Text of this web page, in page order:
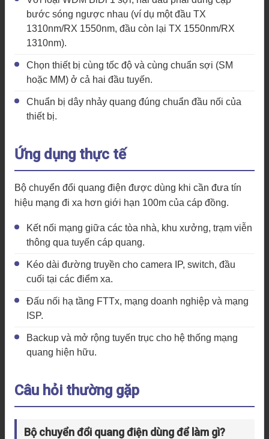
bước sóng ngược nhau (ví dụ một đầu TX
1310nm/RX 1550nm, đầu còn lại TX 1550nm/RX
1310nm).
Chọn thiết bị cùng tốc độ và cùng chuẩn sợi (SM
hoặc MM) ở cả hai đầu tuyến.
Chuẩn bị dây nhảy quang đúng chuẩn đầu nối của
thiết bị.
Ứng dụng thực tế
Bộ chuyển đổi quang điện được dùng khi cần đưa tín
hiệu mạng đi xa hơn giới hạn 100m của cáp đồng.
Kết nối mạng giữa các tòa nhà, khu xưởng, trạm viễn
thông qua tuyến cáp quang.
Kéo dài đường truyền cho camera IP, switch, đầu
cuối tại các điểm xa.
Đấu nối hạ tầng FTTx, mạng doanh nghiệp và mạng
ISP.
Backup và mở rộng tuyến trục cho hệ thống mạng
quang hiện hữu.
Câu hỏi thường gặp
Bộ chuyển đổi quang điện dùng để làm gì?